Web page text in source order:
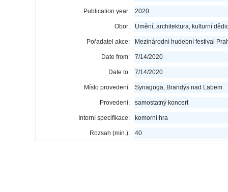
Publication year: 2020
Obor: Umění, architektura, kulturní
Pořadatel akce: Mezinárodní hudební festival
Date from: 7/14/2020
Date to: 7/14/2020
Místo provedení: Synagoga, Brandýs nad Labem
Provedení: samostatný koncert
Interní specifikace: komorní hra
Rozsah (min.): 40